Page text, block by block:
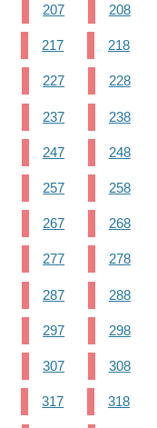
207 208
217 218
227 228
237 238
247 248
257 258
267 268
277 278
287 288
297 298
307 308
317 318